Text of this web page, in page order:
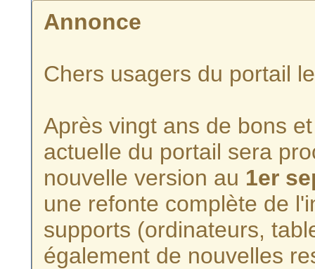
Annonce
Chers usagers du portail
Après vingt ans de bons
actuelle du portail sera
nouvelle version au 1er
une refonte complète de
supports (ordinateurs,
également de nouvelles